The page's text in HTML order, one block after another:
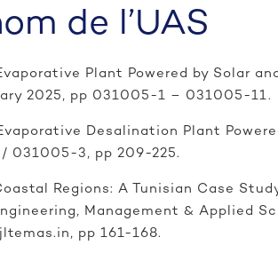
de l’UAS
Plant Powered by Solar
2025, pp 031005-1 – 031005-11.
Desalination Plant
/ 031005-3, pp 209-225.
Regions: A Tunisian Case
Management & Applied
pp 161-168.